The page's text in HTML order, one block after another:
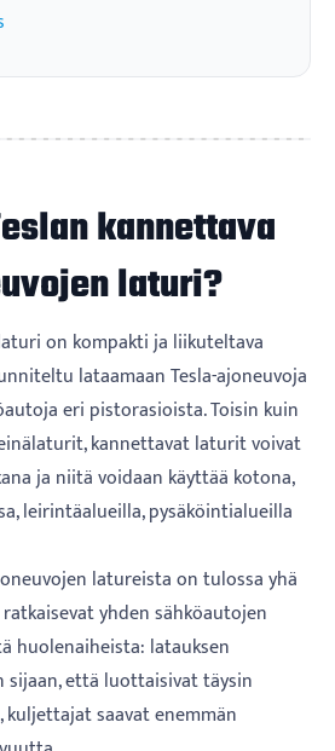
kannettava
laturi?
on kompakti ja liikuteltava
lataamaan Tesla-ajoneuvoja
eri pistorasioista. Toisin kuin
kannettavat laturit voivat
ja niitä voidaan käyttää kotona,
leirintäalueilla, pysäköintialueilla
latureista on tulossa yhä
yhden sähköautojen
huolenaiheista: latauksen
sijaan, että luottaisivat täysin
saavat enemmän